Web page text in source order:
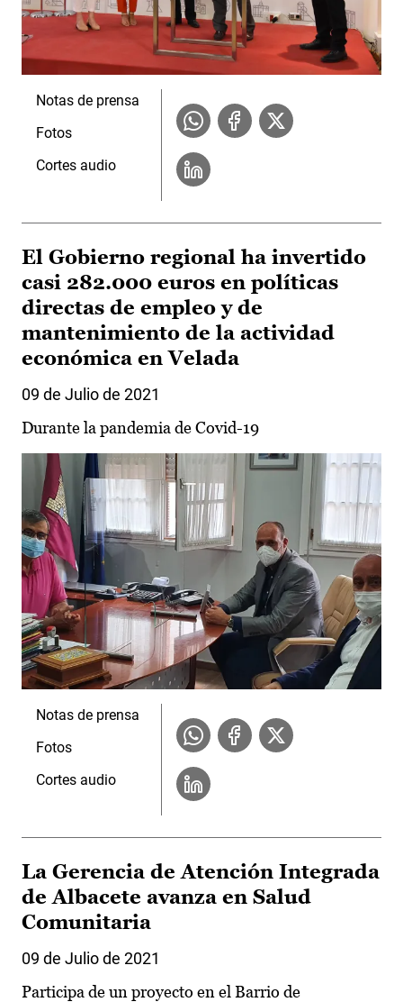
Notas de prensa
Fotos
Cortes audio
El Gobierno regional ha invertido
casi 282.000 euros en políticas
directas de empleo y de
mantenimiento de la actividad
económica en Velada
09 de Julio de 2021
Durante la pandemia de Covid-19
Notas de prensa
Fotos
Cortes audio
La Gerencia de Atención Integrada
de Albacete avanza en Salud
Comunitaria
09 de Julio de 2021
Participa de un proyecto en el Barrio de